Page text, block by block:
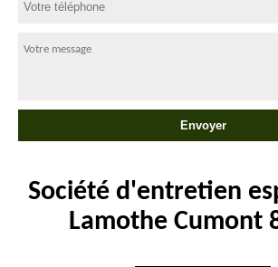
Société d'entretien
Lamothe Cumont